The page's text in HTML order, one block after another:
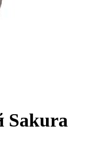
Sakura